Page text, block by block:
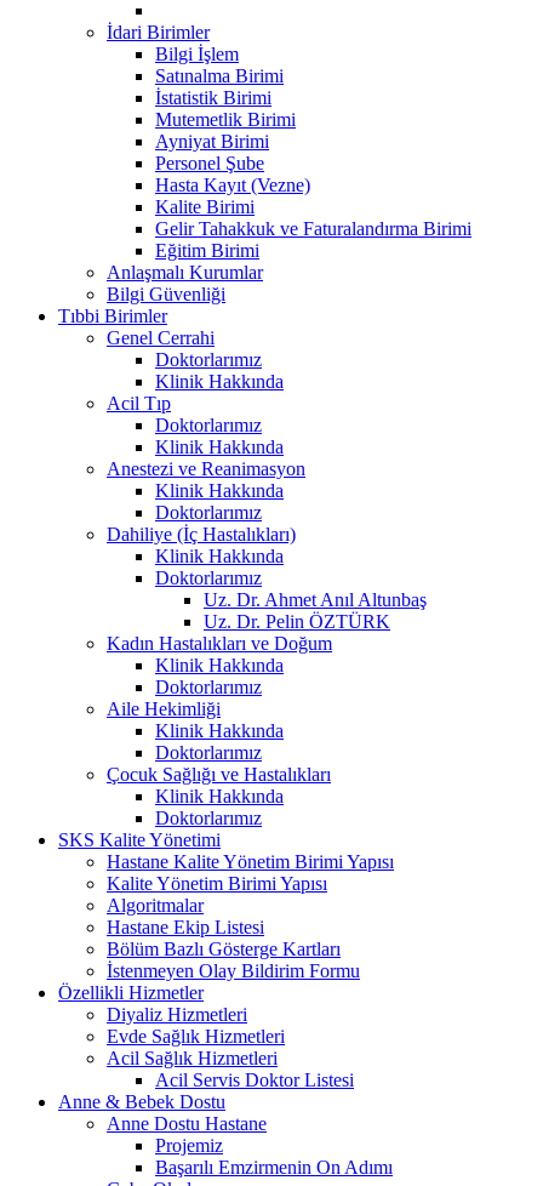
İdari Birimler
Bilgi İşlem
Satınalma Birimi
İstatistik Birimi
Mutemetlik Birimi
Ayniyat Birimi
Personel Şube
Hasta Kayıt (Vezne)
Kalite Birimi
Gelir Tahakkuk ve Faturalandırma Birimi
Eğitim Birimi
Anlaşmalı Kurumlar
Bilgi Güvenliği
Tıbbi Birimler
Genel Cerrahi
Doktorlarımız
Klinik Hakkında
Acil Tıp
Doktorlarımız
Klinik Hakkında
Anestezi ve Reanimasyon
Klinik Hakkında
Doktorlarımız
Dahiliye (İç Hastalıkları)
Klinik Hakkında
Doktorlarımız
Uz. Dr. Ahmet Anıl Altunbaş
Uz. Dr. Pelin ÖZTÜRK
Kadın Hastalıkları ve Doğum
Klinik Hakkında
Doktorlarımız
Aile Hekimliği
Klinik Hakkında
Doktorlarımız
Çocuk Sağlığı ve Hastalıkları
Klinik Hakkında
Doktorlarımız
SKS Kalite Yönetimi
Hastane Kalite Yönetim Birimi Yapısı
Kalite Yönetim Birimi Yapısı
Algoritmalar
Hastane Ekip Listesi
Bölüm Bazlı Gösterge Kartları
İstenmeyen Olay Bildirim Formu
Özellikli Hizmetler
Diyaliz Hizmetleri
Evde Sağlık Hizmetleri
Acil Sağlık Hizmetleri
Acil Servis Doktor Listesi
Anne & Bebek Dostu
Anne Dostu Hastane
Projemiz
Başarılı Emzirmenin On Adımı